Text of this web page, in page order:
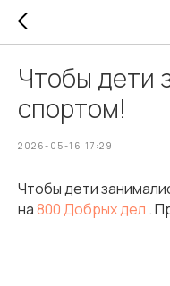
Чтобы дети
спортом!
2026-05-16 17:29
Чтобы дети
на800 Добрых дел .